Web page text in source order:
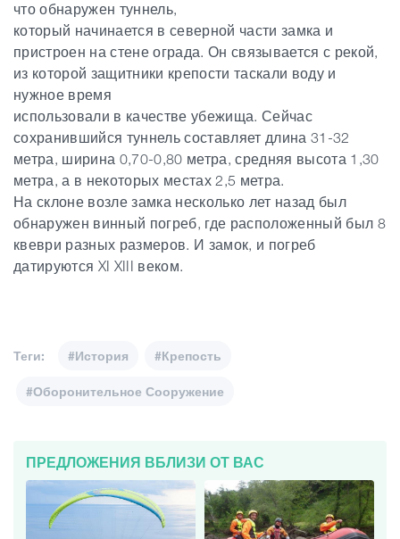
что обнаружен туннель,
который начинается в северной части замка и
пристроен на стене ограда. Он связывается с рекой,
из которой защитники крепости таскали воду и
нужное время
использовали в качестве убежища. Сейчас
сохранившийся туннель составляет длина 31-32
метра, ширина 0,70-0,80 метра, средняя высота 1,30
метра, а в некоторых местах 2,5 метра.
На склоне возле замка несколько лет назад был
обнаружен винный погреб, где расположенный был 8
квеври разных размеров. И замок, и погреб
датируются XI XIII веком.
Теги: #История #Крепость
#Оборонительное Сооружение
ПРЕДЛОЖЕНИЯ ВБЛИЗИ ОТ ВАС